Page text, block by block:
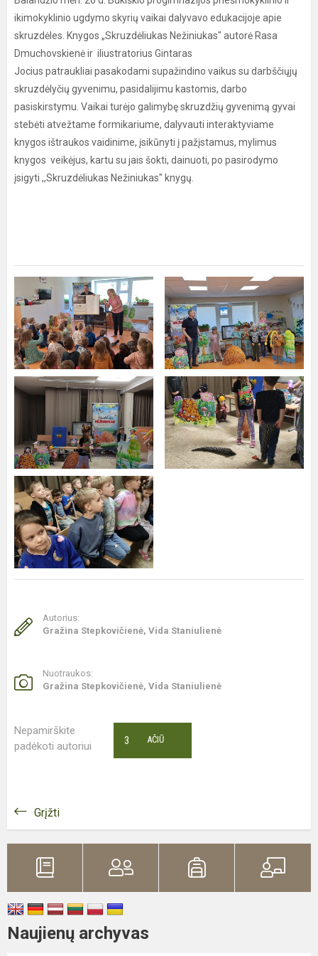
ikimokyklinio ugdymo skyrių vaikai dalyvavo edukacijoje apie
skruzdėles. Knygos „Skruzdėliukas Nežiniukas" autorė Rasa
Dmuchovskienė ir iliustratorius Gintaras
Jocius patraukliai pasakodami supažindino vaikus su darbščiųjų
skruzdėlyčių gyvenimu, pasidalijimu kastomis, darbo
pasiskirstymu. Vaikai turėjo galimybę skruzdžių gyvenimą gyvai
stebėti atvežtame formikariume, dalyvauti interaktyviame
knygos ištraukos vaidinime, įsikūnyti į pažįstamus, mylimus
knygos veikėjus, kartu su jais šokti, dainuoti, po pasirodymo
įsigyti ,,Skruzdėliukas Nežiniukas" knygų.
Autorius:
Gražina Stepkovičienė, Vida Staniulienė
Nuotraukos:
Gražina Stepkovičienė, Vida Staniulienė
Nepamirškite
padėkoti autoriui
AČIŪ
3
Grįžti
Naujienų archyvas